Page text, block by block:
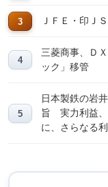
ＪＦＥ・印Ｊ
三菱商事、Ｄ
ック」移管
日本製鉄の岩
旨 実力利益
に、さらなる